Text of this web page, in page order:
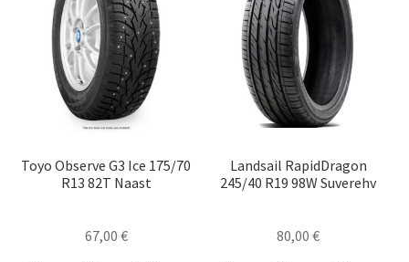
Toyo Observe G3 Ice 175/70
R13 82T Naast
67,00 €
Landsail RapidDragon
245/40 R19 98W Suverehv
80,00€